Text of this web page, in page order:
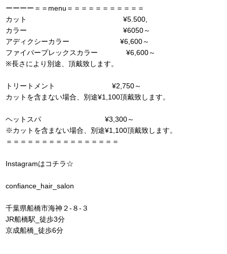
ーーーー＝＝menu＝＝＝＝＝＝＝＝＝＝＝
カット ¥5.500,
カラー ¥6050～
アディクシーカラー ¥6,600～
ファイバープレックスカラー ¥6,600～
※長さにより別途、頂戴致します。
トリートメント ¥2,750～
カットを含まない場合、別途¥1,100頂戴致します。
ヘットスパ ¥3,300～
※カットを含まない場合、別途¥1,100頂戴致します。
＝＝＝＝＝＝＝＝＝＝＝＝＝＝＝＝
Instagramはコチラ☆
confiance_hair_salon
千葉県船橋市海神２‐８‐３
JR船橋駅_徒歩3分
京成船橋_徒歩6分